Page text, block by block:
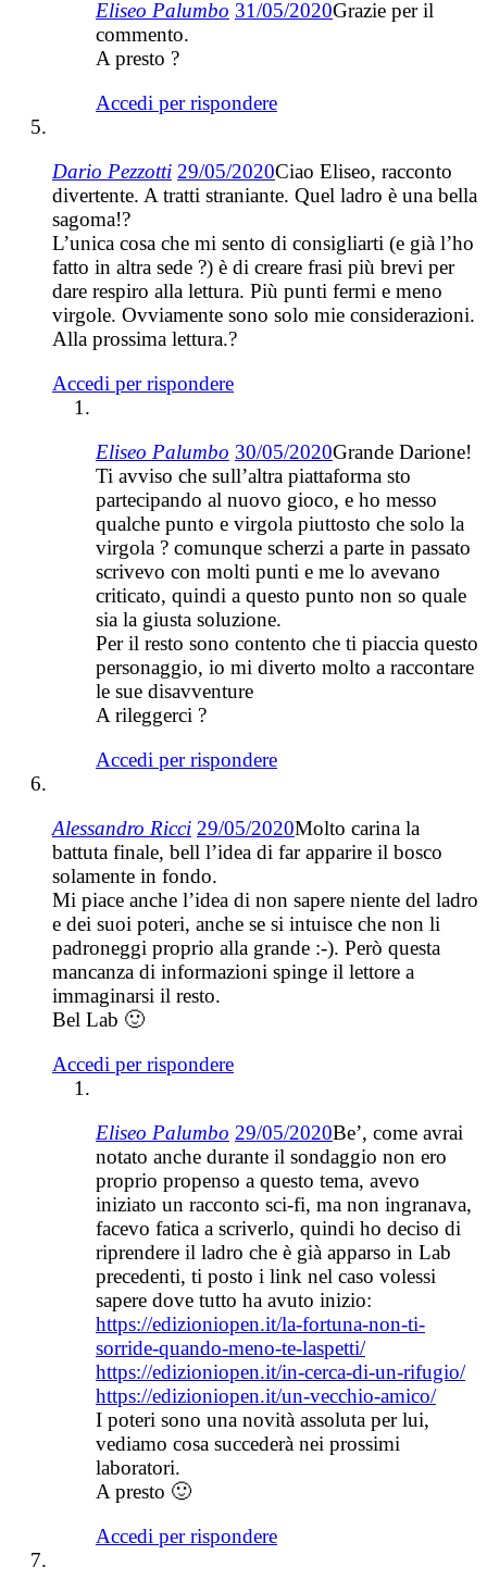
Eliseo Palumbo 31/05/2020Grazie per il
commento.
A presto ?
Accedi per rispondere
Dario Pezzotti 29/05/2020Ciao Eliseo, racconto
divertente. A tratti straniante. Quel ladro è una bella
sagoma!?
L’unica cosa che mi sento di consigliarti (e già l’ho
fatto in altra sede ?) è di creare frasi più brevi per
dare respiro alla lettura. Più punti fermi e meno
virgole. Ovviamente sono solo mie considerazioni.
Alla prossima lettura.?
Accedi per rispondere
Eliseo Palumbo 30/05/2020Grande Darione!
Ti avviso che sull’altra piattaforma sto
partecipando al nuovo gioco, e ho messo
qualche punto e virgola piuttosto che solo la
virgola ? comunque scherzi a parte in passato
scrivevo con molti punti e me lo avevano
criticato, quindi a questo punto non so quale
sia la giusta soluzione.
Per il resto sono contento che ti piaccia questo
personaggio, io mi diverto molto a raccontare
le sue disavventure
A rileggerci ?
Accedi per rispondere
Alessandro Ricci 29/05/2020Molto carina la
battuta finale, bell l’idea di far apparire il bosco
solamente in fondo.
Mi piace anche l’idea di non sapere niente del ladro
e dei suoi poteri, anche se si intuisce che non li
padroneggi proprio alla grande :-). Però questa
mancanza di informazioni spinge il lettore a
immaginarsi il resto.
Bel Lab 🙂
Accedi per rispondere
Eliseo Palumbo 29/05/2020Be’, come avrai
notato anche durante il sondaggio non ero
proprio propenso a questo tema, avevo
iniziato un racconto sci-fi, ma non ingranava,
facevo fatica a scriverlo, quindi ho deciso di
riprendere il ladro che è già apparso in Lab
precedenti, ti posto i link nel caso volessi
sapere dove tutto ha avuto inizio:
https://edizioniopen.it/la-fortuna-non-ti-
sorride-quando-meno-te-laspetti/
https://edizioniopen.it/in-cerca-di-un-rifugio/
https://edizioniopen.it/un-vecchio-amico/
I poteri sono una novità assoluta per lui,
vediamo cosa succederà nei prossimi
laboratori.
A presto 🙂
Accedi per rispondere